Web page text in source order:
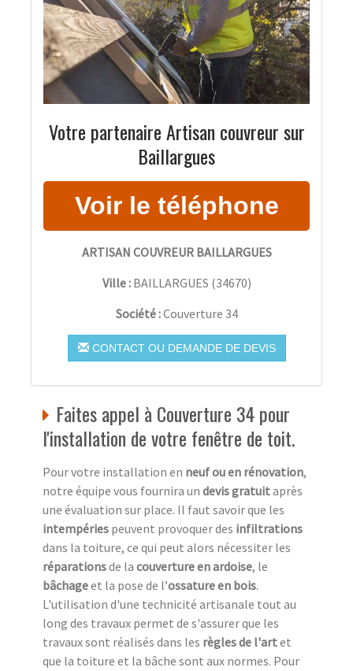
Votre partenaire Artisan couvreur sur
Baillargues
ARTISAN COUVREUR BAILLARGUES
Ville : BAILLARGUES (34670)
Société :Couverture 34
CONTACT OU DEMANDE DE DEVIS
Faites appel à Couverture 34 pour
l'installation de votre fenêtre de toit.
Pour votre installation en neuf ou en rénovation,
notre équipe vous fournira un devis gratuitaprès
une évaluation sur place. Il faut savoir que les
intempéries peuvent provoquer des infiltrations
dans la toiture, ce qui peut alors nécessiter les
réparationsde la couverture en ardoise, le
bâchageet la pose de l’ossature en bois.
L'utilisation d'une technicité artisanale tout au
long des travaux permet de s'assurer que les
travaux sont réalisés dans les règles de l'artet
que la toiture et la bâche sont aux normes. Pour